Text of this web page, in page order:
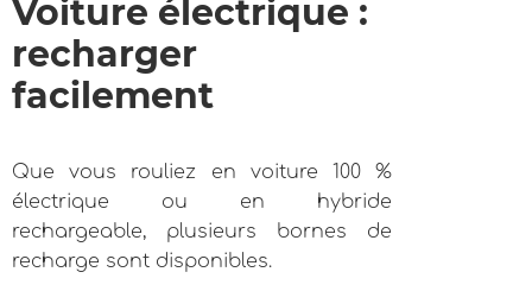
Voiture électrique :
recharger
facilement
Que vous rouliez en voiture 100 %
électrique ou en hybride
rechargeable, plusieurs bornes de
recharge sont disponibles.